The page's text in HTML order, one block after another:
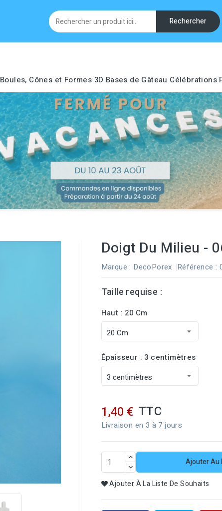
Rechercher
Boules, Cônes et Formes 3D Bases de Gâteau Célébrations
Doigt Du Milieu -
Marque : DecoPorex Référence :
Taille requise :
Haut : 20 Cm
Épaisseur : 3 centimètres
1,40 € TTC
Livraison en 3 à 7 jours
Ajouter Au
Ajouter À La Liste De Souhaits